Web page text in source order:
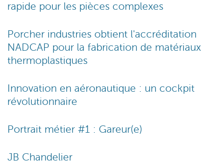
rapide pour les pièces complexes
Porcher industries obtient l'accréditation
NADCAP pour la fabrication de matériaux
thermoplastiques
Innovation en aéronautique : un cockpit
révolutionnaire
Portrait métier #1 : Gareur(e)
JB Chandelier